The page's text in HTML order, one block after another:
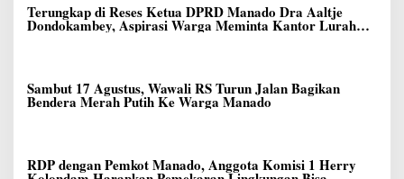
Terungkap di Reses Ketua DPRD Manado Dra Aaltje
Dondokambey, Aspirasi Warga Meminta Kantor Lurah
Banjer Dipindahkan ke Kantor DLH Manado
Sambut 17 Agustus, Wawali RS Turun Jalan Bagikan
Bendera Merah Putih Ke Warga Manado
RDP dengan Pemkot Manado, Anggota Komisi 1 Herry